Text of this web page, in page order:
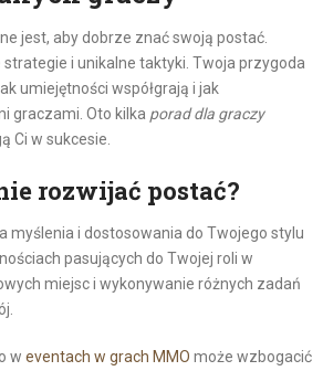
jest, aby dobrze znać swoją postać.
i unikalne taktyki. Twoja przygoda
umiejętności współgrają i jak
graczami. Oto kilka porad dla graczy
Ci w sukcesie.
rozwijać postać?
myślenia i dostosowania do Twojego stylu
pasujących do Twojej roli w
miejsc i wykonywanie różnych zadań
w eventach w grach MMO może wzbogacić